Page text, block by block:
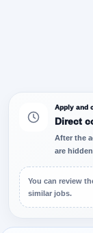
Apply and
Direct
After the
are
You can review
similar jobs.